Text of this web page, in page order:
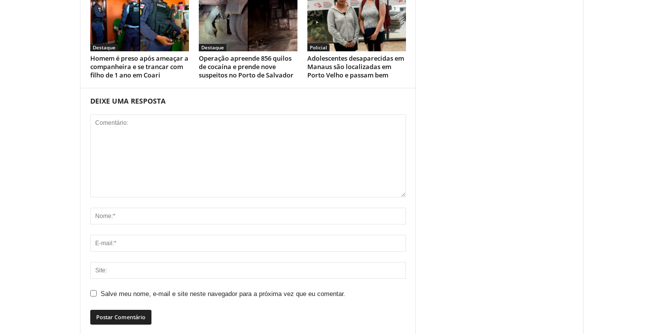
Destaque
Homem é preso após ameaçar a
companheira e se trancar com
filho de 1 ano em Coari
Destaque
Operação apreende 856 quilos
de cocaína e prende nove
suspeitos no Porto de Salvador
Policial
Adolescentes desaparecidas em
Manaus são localizadas em
Porto Velho e passam bem
DEIXE UMA RESPOSTA
Salve meu nome, e-mail e site neste navegador para a próxima vez que eu comentar.